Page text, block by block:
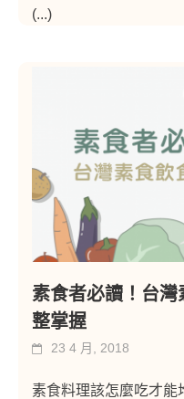
(...)
素食者必讀！台
整掌握
23 4 月, 2018
素食料理該怎麼吃才能